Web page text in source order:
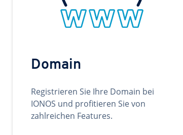
Domain
Registrieren Sie Ihre Domain bei
IONOS und profitieren Sie von
zahlreichen Features.